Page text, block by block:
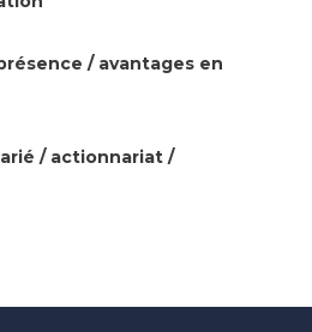
/ avantages en
/ actionnariat /